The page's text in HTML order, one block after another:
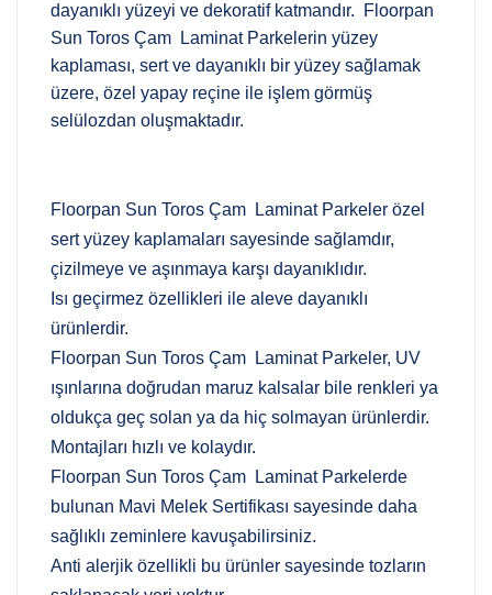
dayanıklı yüzeyi ve dekoratif katmandır. Floorpan
Sun Toros Çam Laminat Parkelerin yüzey
kaplaması, sert ve dayanıklı bir yüzey sağlamak
üzere, özel yapay reçine ile işlem görmüş
selülozdan oluşmaktadır.
Floorpan Sun Toros Çam Laminat Parkeler özel
sert yüzey kaplamaları sayesinde sağlamdır,
çizilmeye ve aşınmaya karşı dayanıklıdır.
Isı geçirmez özellikleri ile aleve dayanıklı
ürünlerdir.
Floorpan Sun Toros Çam Laminat Parkeler, UV
ışınlarına doğrudan maruz kalsalar bile renkleri ya
oldukça geç solan ya da hiç solmayan ürünlerdir.
Montajları hızlı ve kolaydır.
Floorpan Sun Toros Çam Laminat Parkelerde
bulunan Mavi Melek Sertifikası sayesinde daha
sağlıklı zeminlere kavuşabilirsiniz.
Anti alerjik özellikli bu ürünler sayesinde tozların